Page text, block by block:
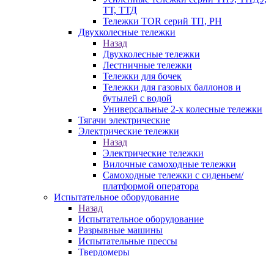
ТТ, ТТД
Тележки TOR серий ТП, PH
Двухколесные тележки
Назад
Двухколесные тележки
Лестничные тележки
Тележки для бочек
Тележки для газовых баллонов и
бутылей с водой
Универсальные 2-х колесные тележки
Тягачи электрические
Электрические тележки
Назад
Электрические тележки
Вилочные самоходные тележки
Самоходные тележки с сиденьем/
платформой оператора
Испытательное оборудование
Назад
Испытательное оборудование
Разрывные машины
Испытательные прессы
Твердомеры